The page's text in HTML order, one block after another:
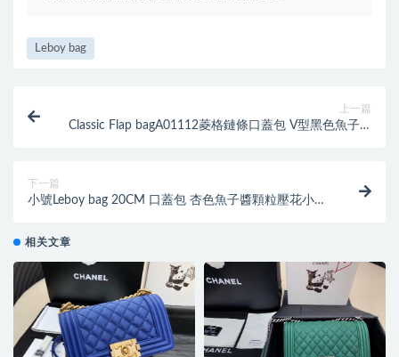
Leboy bag
上一篇
Classic Flap bagA01112菱格鏈條口蓋包 V型黑色魚子醬
下一篇
小號Leboy bag 20CM 口蓋包 杏色魚子醬顆粒壓花小牛
相关文章